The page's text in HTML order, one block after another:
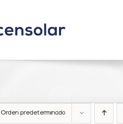
Orden predeterminado